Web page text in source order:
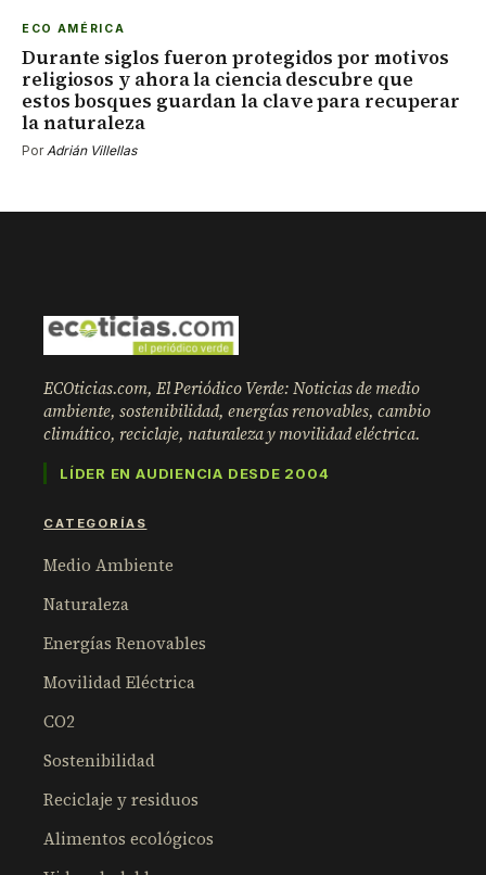
ECO AMÉRICA
Durante siglos fueron protegidos por motivos
religiosos y ahora la ciencia descubre que
estos bosques guardan la clave para recuperar
la naturaleza
PorAdrián Villellas
ECOticias.com, El Periódico Verde: Noticias de medio
ambiente, sostenibilidad, energías renovables, cambio
climático, reciclaje, naturaleza y movilidad eléctrica.
LÍDER EN AUDIENCIA DESDE 2004
CATEGORÍAS
Medio Ambiente
Naturaleza
Energías Renovables
Movilidad Eléctrica
CO2
Sostenibilidad
Reciclaje y residuos
Alimentos ecológicos